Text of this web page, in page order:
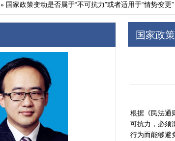
» 国家政策变动是否属于“不可抗力”或者适用于“情势变更”
国家政
根据《民法通
可抗力，必须
行为而能够避